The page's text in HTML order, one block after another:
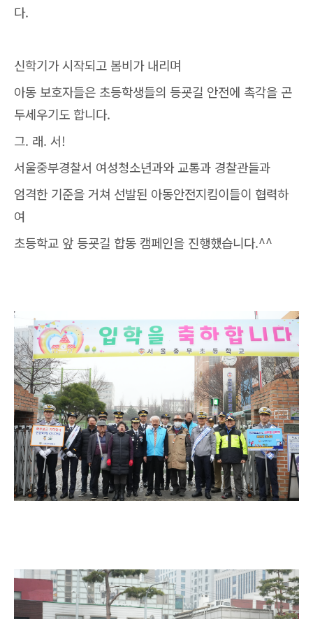
다.
신학기가 시작되고 봄비가 내리며
아동 보호자들은 초등학생들의 등굣길 안전에 촉각을 곤
두세우기도 합니다.
그. 래. 서!
서울중부경찰서 여성청소년과와 교통과 경찰관들과
엄격한 기준을 거쳐 선발된 아동안전지킴이들이 협력하
여
초등학교 앞 등굣길 합동 캠페인을 진행했습니다.^^